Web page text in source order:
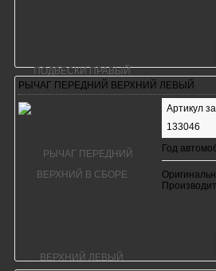
РЫЧАГ ПЕРЕДНИЙ ВЕРХНИЙ ЛЕВЫЙ
Артикул
133046
Год